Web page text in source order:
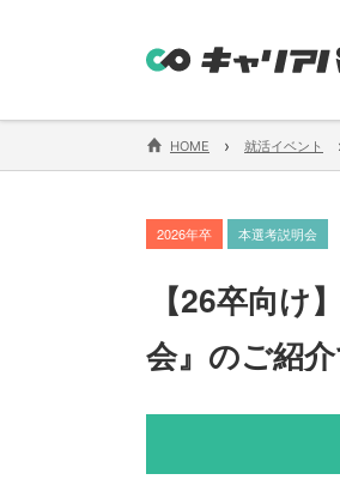
HOME › 就活イベント
2026年卒 本選考説明会
【26卒向け】
会』のご紹